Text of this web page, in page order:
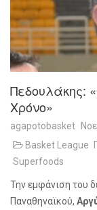
Πεδουλάκης:
Χρόνο»
agapotobasket
Basket League
Superfoods
Την εμφάνιση του
Παναθηναϊκού,